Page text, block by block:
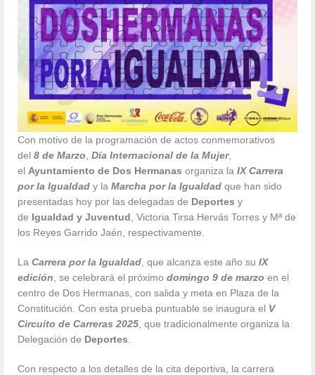
Con motivo de la programación de actos conmemorativos
del8 de Marzo ,Día Internacional de la Mujer,
el Ayuntamiento de Dos Hermanas organiza laIXCarrera
por la Igualdad y la Marcha por la Igualdadque han sido
presentadas hoy por las delegadas de Deportes y
de Igualdad y Juventud , Victoria Tirsa Hervás Torres y Mª de
los Reyes Garrido Jaén, respectivamente.
LaCarrera por la Igualdad , que alcanza este año suIX
edición , se celebrará el próximodomingo 9 de marzo en el
centro de Dos Hermanas, con salida y meta en Plaza de la
Constitución. Con esta prueba puntuable se inaugura el V
Circuito de Carreras 2025 que tradicionalmente organiza la
Delegación de Deportes
Con respecto a los detalles de la cita deportiva, la carrera